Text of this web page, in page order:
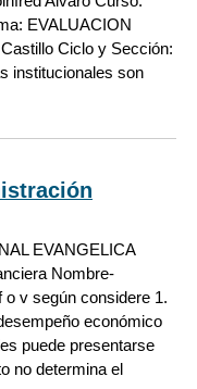
EVALUACION
Ciclo y Sección:
institucionales son
EVANGELICA
Nombre-
o v según considere 1.
económico
puede presentarse
no determina el